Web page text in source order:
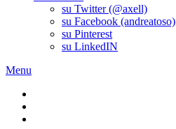
su Twitter (@axell)
su Facebook (andreatoso)
su Pinterest
su LinkedIN
Menu